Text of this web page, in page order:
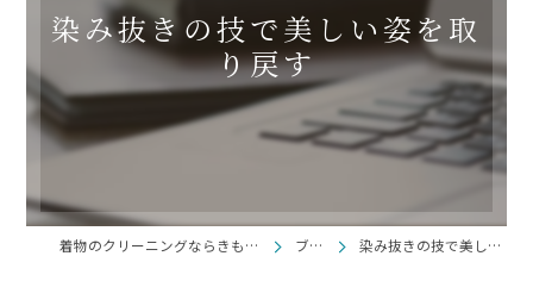
染み抜きの技で美しい姿を取
り戻す
着物のクリーニングならきもの洗い リファイン ブログ 染み抜きの技で美しい姿を取り戻す